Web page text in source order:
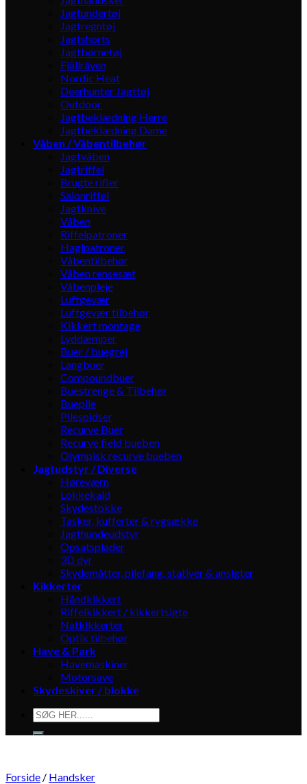
Jagtundertøj
Jagtregntøj
Jagtshorts
Jagtbørnetøj
Fjällräven
Nordic Heat
Deerhunter Jagttøj
Outdoor
Jagtbeklædning Herre
Jagtbeklædning Dame
Våben / Våbentilbehør
Jagtvåben
Jagtriffel
Brugte rifler
Salonriffel
Jagtknive
Våben
Riffelpatroner
Haglpatroner
Våbentilbehør
Våben rensesæt
Våbenpleje
Luftgevær
Luftgevær tilbehør
Kikkert montage
Lyddæmper
Buer / buegrej
Langbuer
Compoundbuer
Buestrenge & Tilbehør
Buepile
Pilespidser
Recurve Buer
Recurve field bueben
Olympisk recurve bueben
Jagtudstyr / Diverse
Høreværn
Lokkekald
Skydestokke
Tasker, kufferter & rygsække
Jagthundeudstyr
Opsatsplader
3D dyr
Skydemåtter, pilefang, stativer & ansigter
Kikkerter
Håndkikkert
Riffelkikkert / kikkertsigte
Natkikkerter
Optik tilbehør
Have & Park
Havemaskiner
Motorsave
Skydeskiver / blokke
Søg
efter:
Forside / Handsker